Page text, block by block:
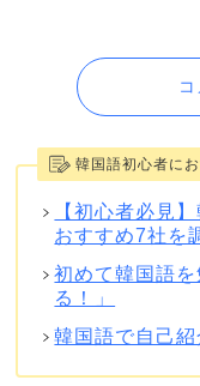
韓国語初心者に
【初心者必見
おすすめ7社を
初めて韓国語
る！」
韓国語で自己紹